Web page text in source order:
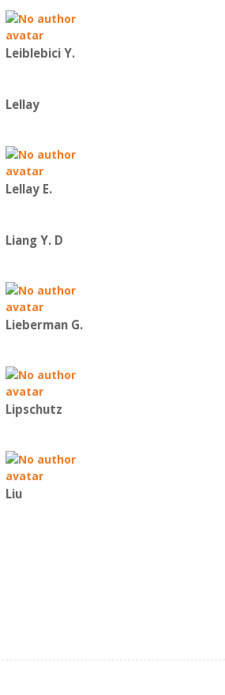
Leiblebici Y.
Lellay
Lellay E.
Liang Y. D
Lieberman G.
Lipschutz
Liu